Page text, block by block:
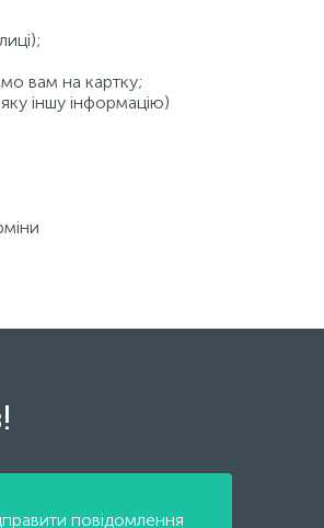
вам на картку;
іншу інформацію)
повідомлення